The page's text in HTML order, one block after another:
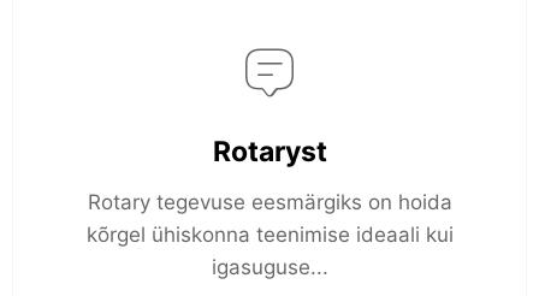
Rotaryst
Rotary tegevuse eesmärgiks on hoida
kõrgel ühiskonna teenimise ideaali kui
igasuguse...